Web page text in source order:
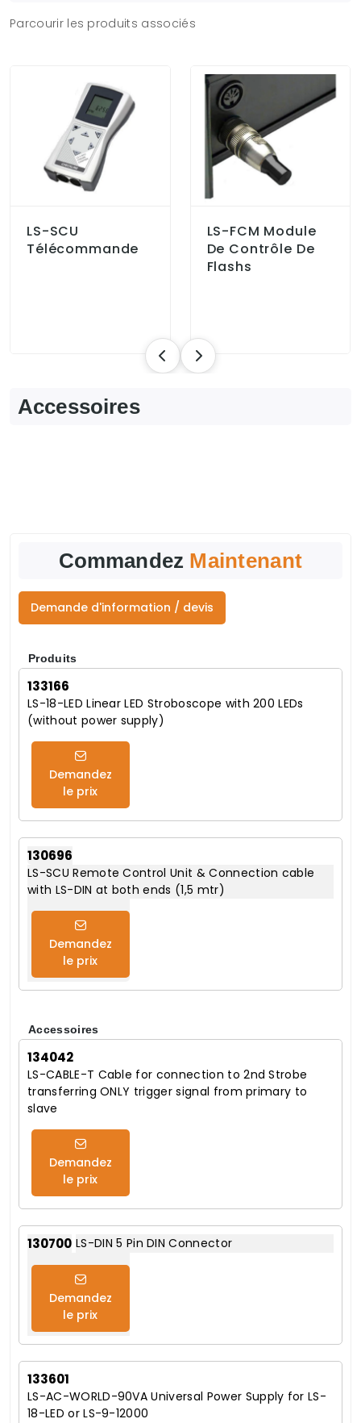
Parcourir les produits associés
LS-SCU
Télécommande
LS-FCM Module
De Contrôle De
Flashs
Accessoires
Commandez Maintenant
Demande d'information / devis
Produits
133166
LS-18-LED Linear LED Stroboscope with 200 LEDs
(without power supply)
Demandez
le prix
130696
LS-SCU Remote Control Unit & Connection cable
with LS-DIN at both ends (1,5 mtr)
Demandez
le prix
Accessoires
134042
LS-CABLE-T Cable for connection to 2nd Strobe
transferring ONLY trigger signal from primary to
slave
Demandez
le prix
130700 LS-DIN 5 Pin DIN Connector
Demandez
le prix
133601
LS-AC-WORLD-90VA Universal Power Supply for LS-
18-LED or LS-9-12000